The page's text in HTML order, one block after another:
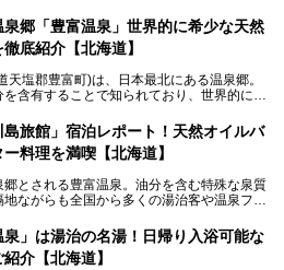
海道の銭湯「湯屋・サーモン」にて、メンズ
ンド バルクオムの「ONE DAY KIT」を数量
トいたします。
ださい。※6月13日配布開始、なくなり次
社バルクオム【PR】
社バルクオム商品のPR記事です。
泉郷「豊富温泉」世界的に希少な天然
底紹介【北海道】
天塩郡豊富町)は、日本最北にある温泉郷。
含有することで知られており、世界的にも
言われ、遠隔地ながらも全国から湯治・療養
々が訪れます。
の視点で豊富温泉の“天然オイルバス”をレポ
や日帰り入浴施設をはじめ、宿泊施設・ア
島旅館」宿泊レポート！天然オイルバ
料理を満喫【北海道】
郷とされる豊富温泉。油分を含む特殊な泉質
ながらも全国から多くの湯治客や温泉ファ
、豊富温泉の開湯当初から営業する老舗旅
の良さと名物のバター料理に定評があり、
泉」は湯治の名湯！日帰り入浴可能な
介【北海道】